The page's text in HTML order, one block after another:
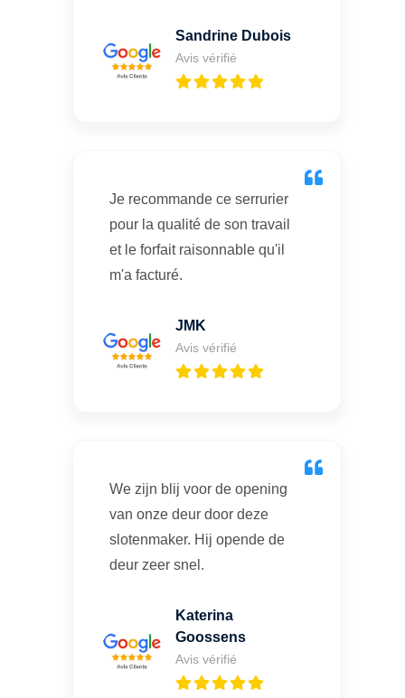
Sandrine Dubois
Avis vérifié
Je recommande ce serrurier
pour la qualité de son travail
et le forfait raisonnable qu'il
m'a facturé.
JMK
Avis vérifié
We zijn blij voor de opening
van onze deur door deze
slotenmaker. Hij opende de
deur zeer snel.
Katerina
Goossens
Avis vérifié